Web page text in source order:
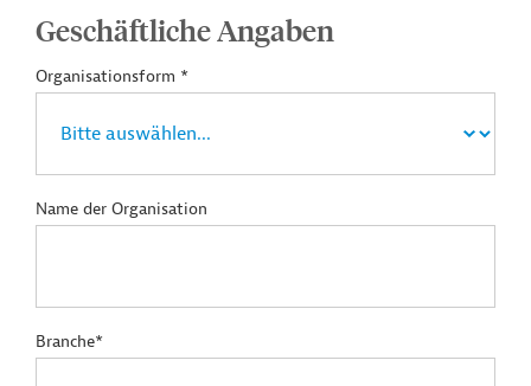
Geschäftliche Angaben
Organisationsform *
Name der Organisation
Branche*